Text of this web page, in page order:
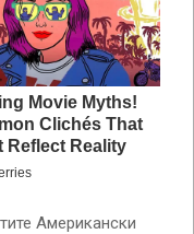
Американски